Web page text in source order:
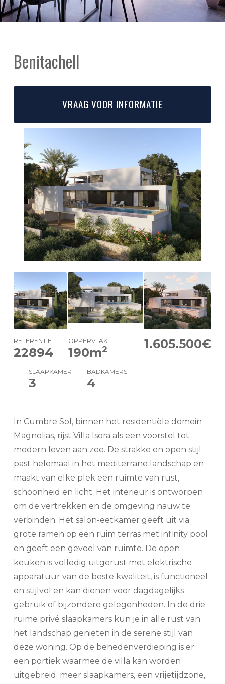
Benitachell
VRAAG VOOR INFORMATIE
1.605.500€
REFERENTIE
22894
OPPERVLAK
190m2
SLAAPKAMER
3
BADKAMERS
4
In Cumbre Sol, binnen het residentiële domein
Magnolias, rijst Villa Isora als een voorstel tot
modern leven aan zee. De strakke en open stijl
past helemaal in het mediterrane landschap en
maakt van elke plek een ruimte van rust,
schoonheid en licht. Het interieur is ontworpen
om de vertrekken en de omgeving nauw te
verbinden. Het salon-eetkamer geeft uit via
grote ramen op een ruim terras met infinity pool
en geeft een gevoel van ruimte. De open
keuken is volledig uitgerust met elektrische
apparatuur van de beste kwaliteit, is functioneel
en stijlvol en kan dienen voor dagdagelijks
gebruik of bijzondere gelegenheden. In de drie
ruime privé slaapkamers kun je in alle rust van
het landschap genieten in de serene stijl van
deze woning. Op de benedenverdieping is er
een portiek waarmee de villa kan worden
uitgebreid: meer slaapkamers, een vrijetijdzone,